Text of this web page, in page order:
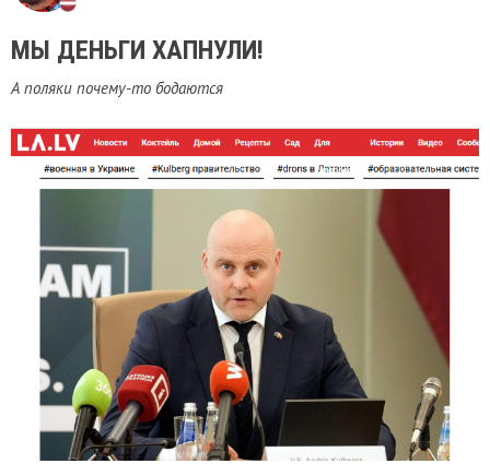
МЫ ДЕНЬГИ ХАПНУЛИ!
А поляки почему-то бодаются